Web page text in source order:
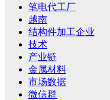
笔电代工厂
越南
结构件加工企业
技术
产业链
金属材料
市场数据
微信群